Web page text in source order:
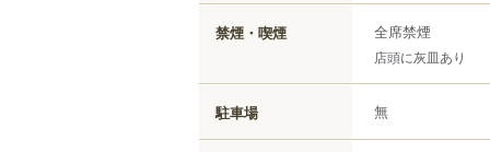
禁煙・喫煙 全席禁煙
店頭に灰皿あり
駐車場 無